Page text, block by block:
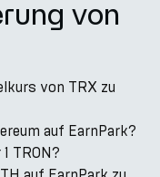
von
von TRX zu
auf EarnPark?
TRON?